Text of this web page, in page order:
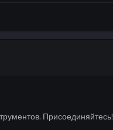
Присоединяйтесь!